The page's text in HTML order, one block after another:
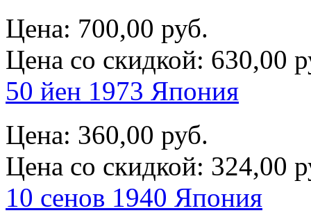
Цена: 700,00 руб.
Цена со скидкой: 630,00
50 йен 1973 Япония
Цена: 360,00 руб.
Цена со скидкой: 324,00
10 сенов 1940 Япония